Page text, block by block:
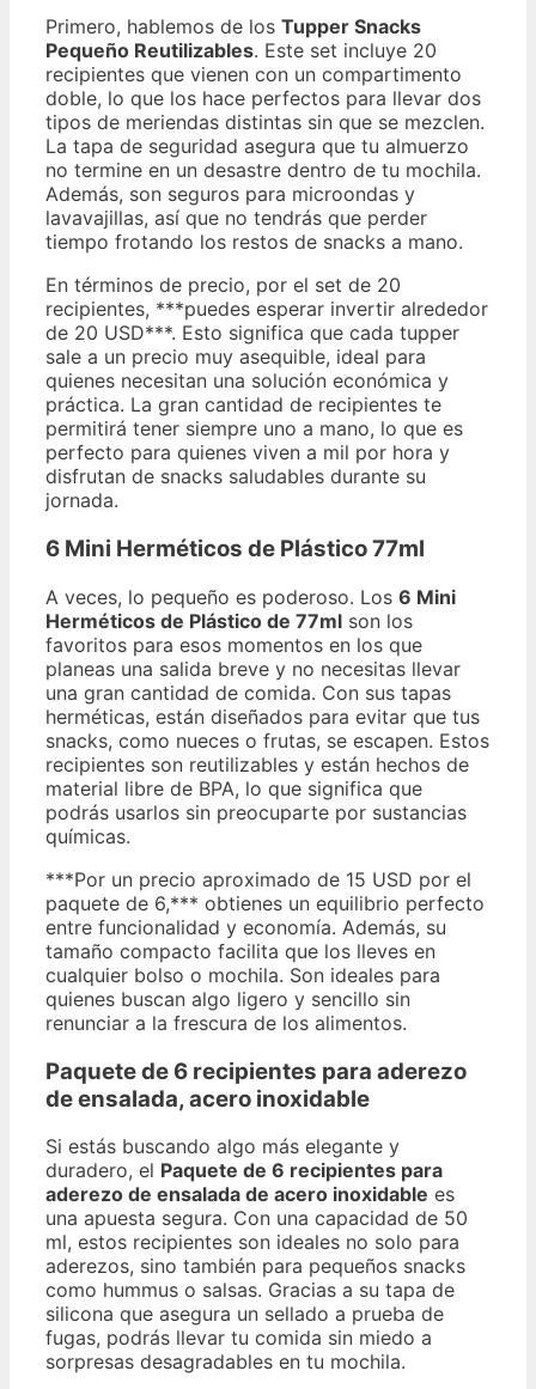
Primero, hablemos de los Tupper Snacks
Pequeño Reutilizables. Este set incluye 20
recipientes que vienen con un compartimento
doble, lo que los hace perfectos para llevar dos
tipos de meriendas distintas sin que se mezclen.
La tapa de seguridad asegura que tu almuerzo
no termine en un desastre dentro de tu mochila.
Además, son seguros para microondas y
lavavajillas, así que no tendrás que perder
tiempo frotando los restos de snacks a mano.
En términos de precio, por el set de 20
recipientes, ***puedes esperar invertir alrededor
de 20 USD***. Esto significa que cada tupper
sale a un precio muy asequible, ideal para
quienes necesitan una solución económica y
práctica. La gran cantidad de recipientes te
permitirá tener siempre uno a mano, lo que es
perfecto para quienes viven a mil por hora y
disfrutan de snacks saludables durante su
jornada.
6 Mini Herméticos de Plástico 77ml
A veces, lo pequeño es poderoso. Los 6 Mini
Herméticos de Plástico de 77ml son los
favoritos para esos momentos en los que
planeas una salida breve y no necesitas llevar
una gran cantidad de comida. Con sus tapas
herméticas, están diseñados para evitar que tus
snacks, como nueces o frutas, se escapen. Estos
recipientes son reutilizables y están hechos de
material libre de BPA, lo que significa que
podrás usarlos sin preocuparte por sustancias
químicas.
***Por un precio aproximado de 15 USD por el
paquete de 6,*** obtienes un equilibrio perfecto
entre funcionalidad y economía. Además, su
tamaño compacto facilita que los lleves en
cualquier bolso o mochila. Son ideales para
quienes buscan algo ligero y sencillo sin
renunciar a la frescura de los alimentos.
Paquete de 6 recipientes para aderezo
de ensalada, acero inoxidable
Si estás buscando algo más elegante y
duradero, el Paquete de 6 recipientes para
aderezo de ensalada de acero inoxidable es
una apuesta segura. Con una capacidad de 50
ml, estos recipientes son ideales no solo para
aderezos, sino también para pequeños snacks
como hummus o salsas. Gracias a su tapa de
silicona que asegura un sellado a prueba de
fugas, podrás llevar tu comida sin miedo a
sorpresas desagradables en tu mochila.